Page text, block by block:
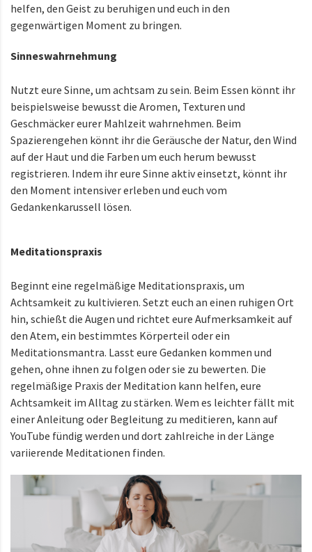
helfen, den Geist zu beruhigen und euch in den
gegenwärtigen Moment zu bringen.
Sinneswahrnehmung
Nutzt eure Sinne, um achtsam zu sein. Beim Essen könnt ihr
beispielsweise bewusst die Aromen, Texturen und
Geschmäcker eurer Mahlzeit wahrnehmen. Beim
Spazierengehen könnt ihr die Geräusche der Natur, den Wind
auf der Haut und die Farben um euch herum bewusst
registrieren. Indem ihr eure Sinne aktiv einsetzt, könnt ihr
den Moment intensiver erleben und euch vom
Gedankenkarussell lösen.
Meditationspraxis
Beginnt eine regelmäßige Meditationspraxis, um
Achtsamkeit zu kultivieren. Setzt euch an einen ruhigen Ort
hin, schießt die Augen und richtet eure Aufmerksamkeit auf
den Atem, ein bestimmtes Körperteil oder ein
Meditationsmantra. Lasst eure Gedanken kommen und
gehen, ohne ihnen zu folgen oder sie zu bewerten. Die
regelmäßige Praxis der Meditation kann helfen, eure
Achtsamkeit im Alltag zu stärken. Wem es leichter fällt mit
einer Anleitung oder Begleitung zu meditieren, kann auf
YouTube fündig werden und dort zahlreiche in der Länge
variierende Meditationen finden.